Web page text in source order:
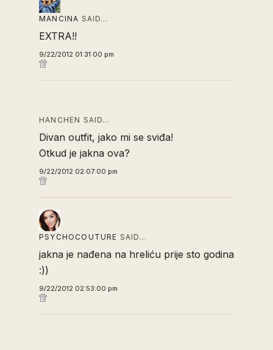
MANCINA SAID…
EXTRA!!
9/22/2012 01:31:00 pm
HANCHEN SAID…
Divan outfit, jako mi se sviđa!
Otkud je jakna ova?
9/22/2012 02:07:00 pm
PSYCHOCOUTURE SAID…
jakna je nađena na hreliću prije sto godina
:))
9/22/2012 02:53:00 pm